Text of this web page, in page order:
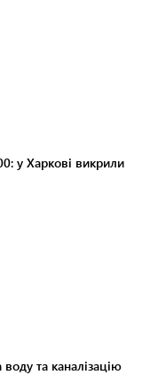
у Харкові викрили
та каналізацію